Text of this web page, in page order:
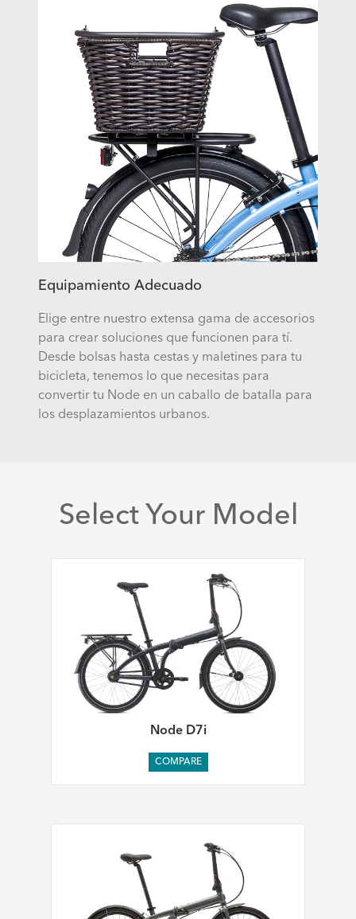
Equipamiento Adecuado
Elige entre nuestro extensa gama de accesorios
para crear soluciones que funcionen para tí.
Desde bolsas hasta cestas y maletines para tu
bicicleta, tenemos lo que necesitas para
convertir tu Node en un caballo de batalla para
los desplazamientos urbanos.
Select Your Model
Node D7i
COMPARE